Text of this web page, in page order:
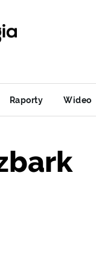
Raporty Wideo